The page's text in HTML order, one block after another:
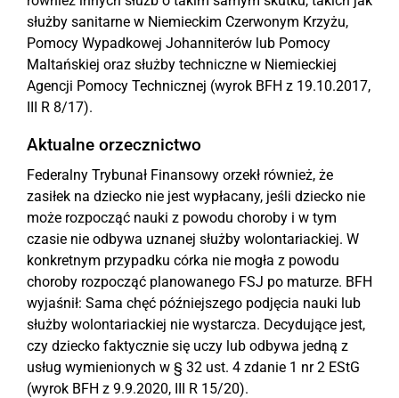
służby sanitarne w Niemieckim Czerwonym Krzyżu,
Pomocy Wypadkowej Johanniterów lub Pomocy
Maltańskiej oraz służby techniczne w Niemieckiej
Agencji Pomocy Technicznej (wyrok BFH z 19.10.2017,
III R 8/17).
Aktualne orzecznictwo
Federalny Trybunał Finansowy orzekł również, że
zasiłek na dziecko nie jest wypłacany, jeśli dziecko nie
może rozpocząć nauki z powodu choroby i w tym
czasie nie odbywa uznanej służby wolontariackiej. W
konkretnym przypadku córka nie mogła z powodu
choroby rozpocząć planowanego FSJ po maturze. BFH
wyjaśnił: Sama chęć późniejszego podjęcia nauki lub
służby wolontariackiej nie wystarcza. Decydujące jest,
czy dziecko faktycznie się uczy lub odbywa jedną z
usług wymienionych w § 32 ust. 4 zdanie 1 nr 2 EStG
(wyrok BFH z 9.9.2020, III R 15/20).